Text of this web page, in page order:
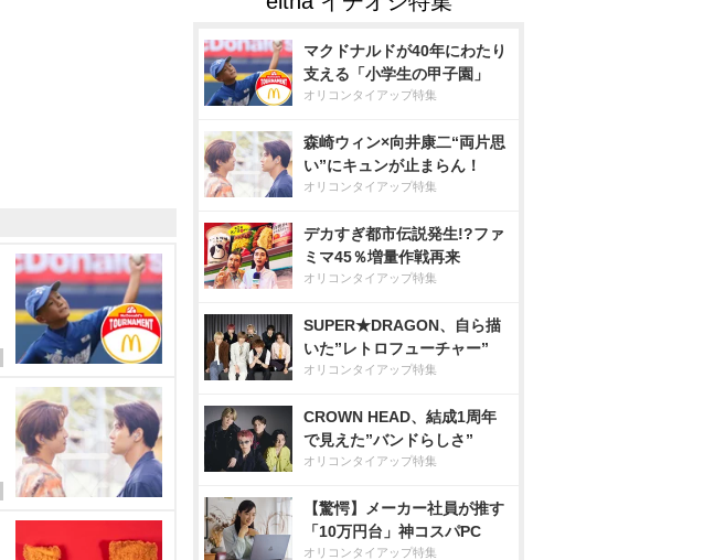
マクドナルドが40年にわたり
支える「小学生の甲子園」
オリコンタイアップ特集
森崎ウィン×向井康二“両片思
い”にキュンが止まらん！
オリコンタイアップ特集
デカすぎ都市伝説発生!?ファ
ミマ45％増量作戦再来
オリコンタイアップ特集
SUPER★DRAGON、自ら描
いた”レトロフューチャー”
オリコンタイアップ特集
CROWN HEAD、結成1周年
で見えた”バンドらしさ”
オリコンタイアップ特集
【驚愕】メーカー社員が推す
「10万円台」神コスパPC
オリコンタイアップ特集